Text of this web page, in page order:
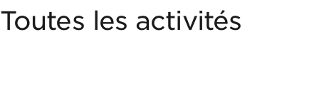
Toutes les activités